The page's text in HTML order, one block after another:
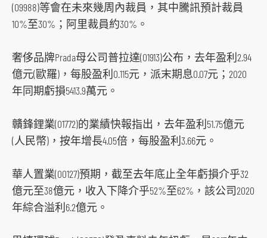
(09988)等會在未來幾周內裁員，其中騰訊預計裁員
10%至30%；阿里裁員約30%。
奢侈品牌Prada母公司普拉達(01913)公布，去年盈利2.94
億元(歐羅)，每股盈利0.115元，派末期息0.07元；2020
年同期虧損5413.9萬元。
贛鋒鋰業(01772)的業績快報指出，去年盈利51.75億元
(人民幣)，按年增長4.05倍，每股盈利3.66元。
華人置業(00127)預期，截至去年底止全年虧損介乎32
億元至38億元，收入下降介乎52%至62%，該公司2020
年綜合溢利6.2億元。